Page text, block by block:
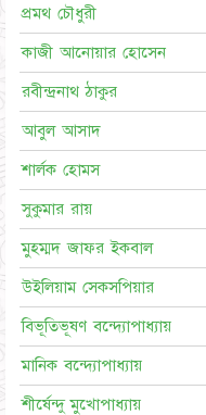
প্রমথ চৌধুরী
কাজী আনোয়ার হোসেন
রবীন্দ্রনাথ ঠাকুর
আবুল আসাদ
শার্লক হোমস
সুকুমার রায়
মুহম্মদ জাফর ইকবাল
উইলিয়াম সেকসপিয়ার
বিভূতিভূষণ বন্দ্যোপাধ্যায়
মানিক বন্দ্যোপাধ্যায়
শীর্ষেন্দু মুখোপাধ্যায়